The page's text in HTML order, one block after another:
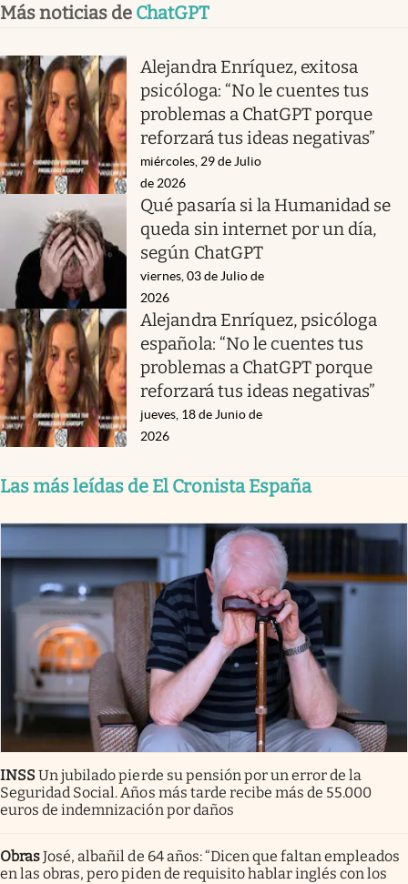
Más noticias de ChatGPT
Alejandra Enríquez, exitosa
psicóloga: “No le cuentes tus
problemas a ChatGPT porque
reforzará tus ideas negativas”
miércoles, 29 de Julio
de 2026
Qué pasaría si la Humanidad se
queda sin internet por un día,
según ChatGPT
viernes, 03 de Julio de
2026
Alejandra Enríquez, psicóloga
española: “No le cuentes tus
problemas a ChatGPT porque
reforzará tus ideas negativas”
jueves, 18 de Junio de
2026
Las más leídas de El Cronista España
INSSUn jubilado pierde su pensión por un error de la
Seguridad Social. Años más tarde recibe más de 55.000
euros de indemnización por daños
ObrasJosé, albañil de 64 años: “Dicen que faltan empleados
en las obras, pero piden de requisito hablar inglés con los